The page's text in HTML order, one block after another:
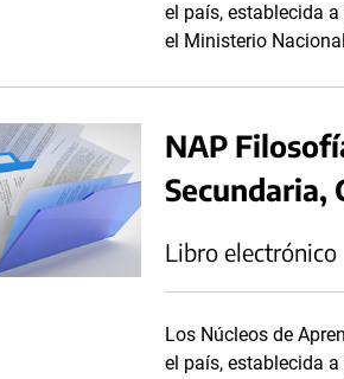
el país, establecida
el Ministerio
NAP
Secundaria,
Libro electrónico
Los Núcleos de
el país, establecida